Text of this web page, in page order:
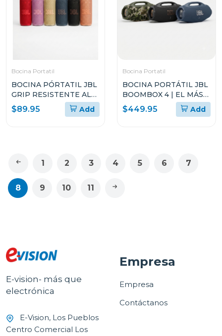
Bocina Portatil
BOCINA PÓRTATIL JBL
GRIP RESISTENTE AL
POLVO Y EL AGUA
$89.95 Add
Bocina Portatil
BOCINA PORTÁTIL JBL
BOOMBOX 4 | EL MÁS
POTENTE DE JBL
$449.95 Add
1 2 3 4 5 6 7
8 9 10 11
E-vision- más que
electrónica
E-Vision, Los Pueblos
Centro Comercial Los
Empresa
Empresa
Contáctanos